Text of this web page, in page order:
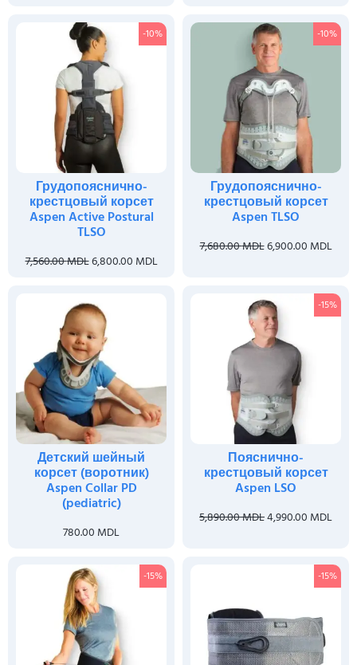
-10%
Грудопояснично-
крестцовый корсет
Aspen Active Postural
TLSO
7,560.00MDL6,800.00 MDL
-10%
Грудопояснично-
крестцовый корсет
Aspen TLSO
7,680.00MDL6,900.00 MDL
Детский шейный
корсет (воротник)
Aspen Collar PD
(pediatric)
780.00 MDL
-15%
Пояснично-
крестцовый корсет
Aspen LSO
5,890.00MDL4,990.00 MDL
-15% -15%